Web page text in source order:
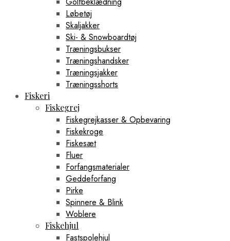
Løbetøj
Skaljakker
Ski- & Snowboardtøj
Træningsbukser
Træningshandsker
Træningsjakker
Træningsshorts
Fiskeri
Fiskegrej
Fiskegrejkasser & Opbevaring
Fiskekroge
Fiskesæt
Fluer
Forfangsmaterialer
Geddeforfang
Pirke
Spinnere & Blink
Woblere
Fiskehjul
Fastspolehjul